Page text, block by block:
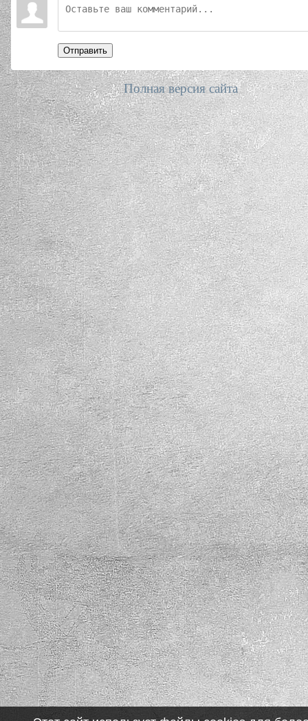
Отправить
Полная версия сайта